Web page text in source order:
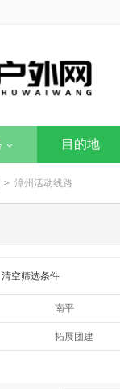
目的地
> 漳州活动线路
清空筛选条件
南平
拓展团建